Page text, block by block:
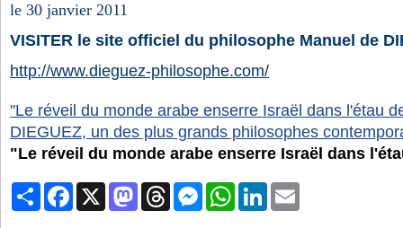
le 30 janvier 2011
VISITER le site officiel du philosophe Manuel de
http://www.dieguez-philosophe.com/
"Le réveil du monde arabe enserre Israël dans l'étau
DIEGUEZ, un des plus grands philosophes
"Le réveil du monde arabe enserre Israël dans
PartagerFacebook MastodonThreads MessengerWhatsAppLinkedIn